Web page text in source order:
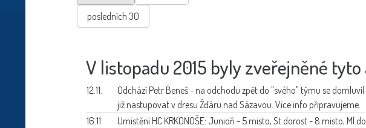
posledních 30
V listopadu 2015 byly zveřejněné
12.11. Odchází Petr Beneš - na odchodu zpět do "svého" týmu se
již nastupovat v dresu Žďáru nad Sázavou. Více info připravujeme.
16.11.
Umístění HC KRKONOŠE: Junioři - 5.místo, St.dorost - 8.místo,